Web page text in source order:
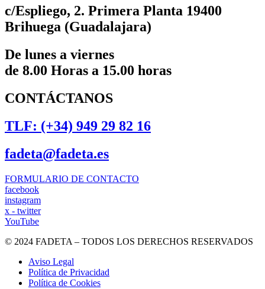
c/Espliego, 2. Primera Planta 19400
Brihuega (Guadalajara)
De lunes a viernes
de 8.00 Horas a 15.00 horas
CONTÁCTANOS
TLF: (+34) 949 29 82 16
fadeta@fadeta.es
FORMULARIO DE CONTACTO
facebook
instagram
x - twitter
YouTube
© 2024 FADETA – TODOS LOS DERECHOS RESERVADOS
Aviso Legal
Política de Privacidad
Política de Cookies